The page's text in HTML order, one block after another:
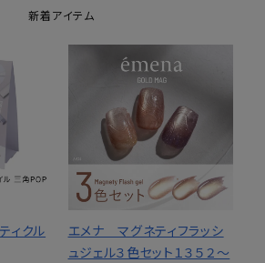
新着アイテム
ィクル
エメナ マグネティフラッシ
ュジェル３色セット１３５２～